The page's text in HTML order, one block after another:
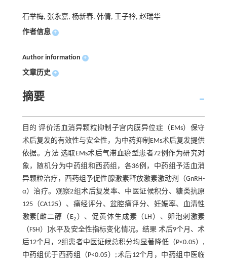
石举梅, 张永嘉, 杨新春, 韩倩, 王子衿, 赵瑞华
作者信息 +
Author information +
文章历史 +
摘要
目的 评价活血消异颗粒抑制子宫内膜异位症（EMs）保守
术后复发的有效性与安全性，为中药抑制EMs术后复发提供
依据。方法 选取EMs术后气滞血瘀型患者72例作为研究对
象，随机分为中药组和西药组，各36例，中药组予活血消
异颗粒治疗，西药组予促性腺激素释放激素激动剂（GnRH-
α）治疗。观察2组术后复发率、中医证候积分、糖类抗原
125（CA125）、痛经评分、盆腔痛评分、妊娠率、血清性
激素[雌二醇（E2 ）、促黄体生成素（LH）、卵泡刺激素
（FSH）]水平及安全性指标变化情况。结果 术后9个月、术
后12个月，2组患者中医证候总积分均显著降低（P<0.05）,
中药组优于西药组（P<0.05）;术后12个月，中药组中医临